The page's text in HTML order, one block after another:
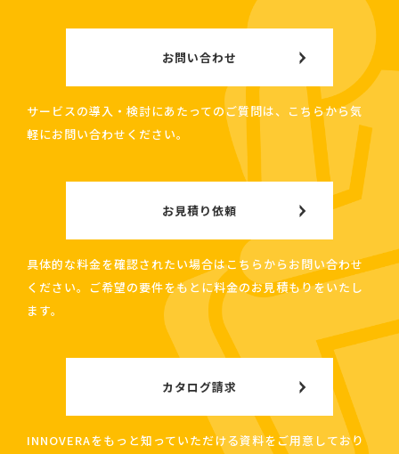
お問い合わせ
サービスの導入・検討にあたってのご質問は、こちらから気
軽にお問い合わせください。
お見積り依頼
具体的な料金を確認されたい場合はこちらからお問い合わせ
ください。ご希望の要件をもとに料金のお見積もりをいたし
ます。
カタログ請求
INNOVERAをもっと知っていただける資料をご用意しており